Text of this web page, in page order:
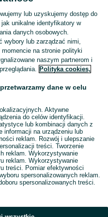
lub uzyskujemy dostęp do
unikalne identyfikatory w
danych osobowych.
wybory lub zarządzać nimi,
na stronie polityki
naszym partnerom i
Polityka cookies,
dane w celu
Aktywne
do celów identyfikacji.
lub kombinacji danych z
informacji na urządzeniu lub
reklam. Rozwój i ulepszanie
treści. Tworzenie
reklam. Wykorzystywanie
reklam. Wykorzystywanie
treści. Pomiar efektywności
spersonalizowanych reklam.
spersonalizowanych treści.